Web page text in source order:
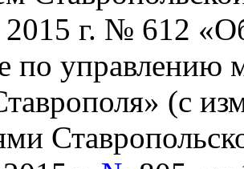
2015 г. № 612
по
(с